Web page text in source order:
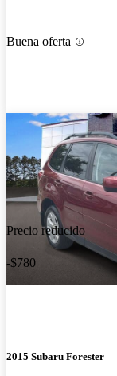
Buena oferta
Precio reducido
-$780
2015 Subaru Forester